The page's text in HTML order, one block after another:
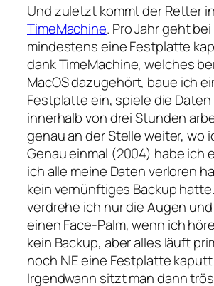
Und zuletzt kommt der Retter
TimeMachine. Pro Jahr geht bei
mindestens eine Festplatte
dank TimeMachine, welches
MacOS dazugehört, baue ich
Festplatte ein, spiele die
innerhalb von drei Stunden
genau an der Stelle weiter, wo
Genau einmal (2004) habe ich
ich alle meine Daten verloren
kein vernünftiges Backup
verdrehe ich nur die Augen
einen Face-Palm, wenn ich
kein Backup, aber alles läuft
noch NIE eine Festplatte
Irgendwann sitzt man dann